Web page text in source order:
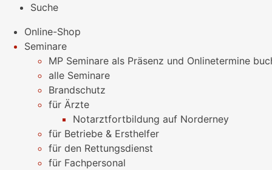
Suche
Online-Shop
Seminare
MP Seminare als Präsenz und Onlinetermine
alle Seminare
Brandschutz
für Ärzte
Notarztfortbildung auf Norderney
für Betriebe & Ersthelfer
für den Rettungsdienst
für Fachpersonal